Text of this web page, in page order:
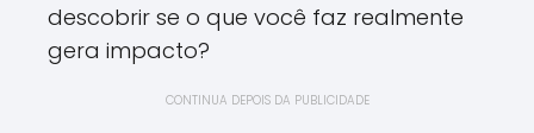
descobrir se o que você faz realmente
gera impacto?
CONTINUA DEPOIS DA PUBLICIDADE